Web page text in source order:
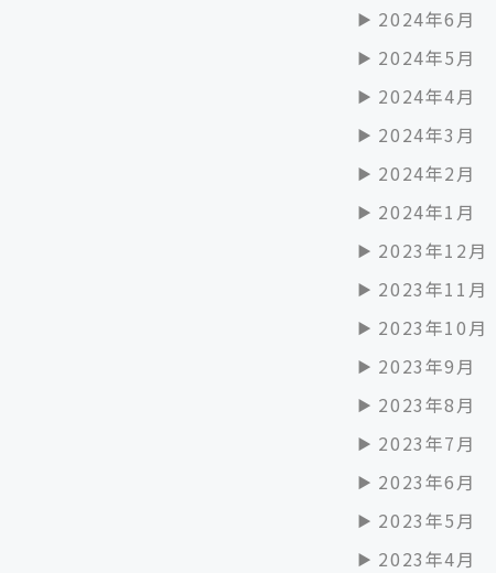
2024年6月
2024年5月
2024年4月
2024年3月
2024年2月
2024年1月
2023年12月
2023年11月
2023年10月
2023年9月
2023年8月
2023年7月
2023年6月
2023年5月
2023年4月